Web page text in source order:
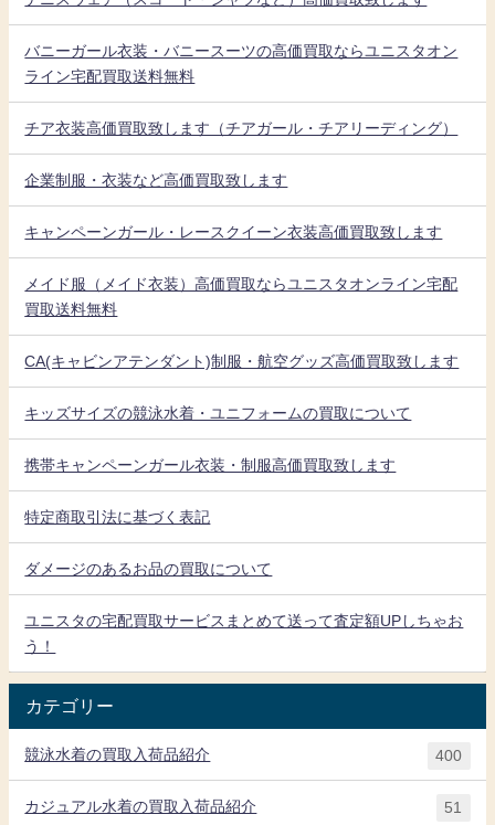
バニーガール衣装・バニースーツの高価買取ならユニスタオン
ライン宅配買取送料無料
チア衣装高価買取致します（チアガール・チアリーディング）
企業制服・衣装など高価買取致します
キャンペーンガール・レースクイーン衣装高価買取致します
メイド服（メイド衣装）高価買取ならユニスタオンライン宅配
買取送料無料
CA(キャビンアテンダント)制服・航空グッズ高価買取致します
キッズサイズの競泳水着・ユニフォームの買取について
携帯キャンペーンガール衣装・制服高価買取致します
特定商取引法に基づく表記
ダメージのあるお品の買取について
ユニスタの宅配買取サービスまとめて送って査定額UPしちゃお
う！
カテゴリー
競泳水着の買取入荷品紹介 400
カジュアル水着の買取入荷品紹介 51